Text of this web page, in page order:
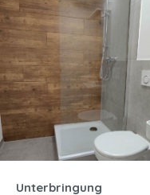
Unterbringung